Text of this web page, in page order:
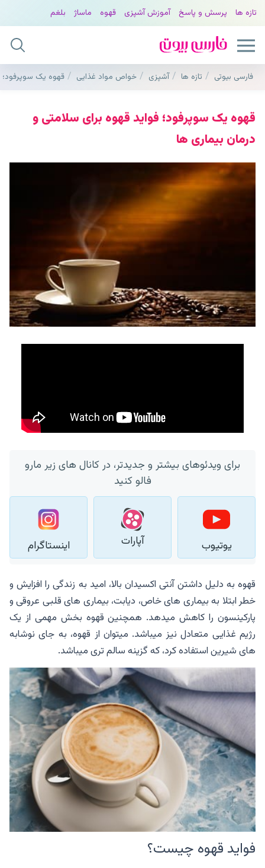
تازه ها پرسش و پاسخ آموزش آشپزی قهوه ماساژ بلغم
فارسی بیوتی تازه ها آشپزی خواص مواد غذایی قهوه یک سوپرفود؛
قهوه یک سوپرفود؛ فواید قهوه برای سلامتی و
درمان بیماری ها
برای ویدئوهای بیشتر و جدیدتر، در کانال های زیر مارو
فالو کنید
یوتیوب آپارات اینستاگرام
قهوه به دلیل داشتن آنتی اکسیدان بالا، امید به زندگی را افزایش و
خطر ابتلا به بیماری های خاص، دیابت، بیماری های قلبی عروقی و
پارکینسون را کاهش میدهد. همچنین قهوه بخش مهمی از یک
رژیم غذایی متعادل نیز میباشد. میتوان از قهوه، به جای نوشابه
های شیرین استفاده کرد، که گزینه سالم تری میباشد.
فواید قهوه چیست؟